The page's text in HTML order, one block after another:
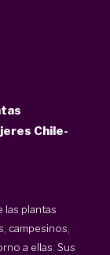
Chile-
las plantas
campesinos,
a ellas. Sus